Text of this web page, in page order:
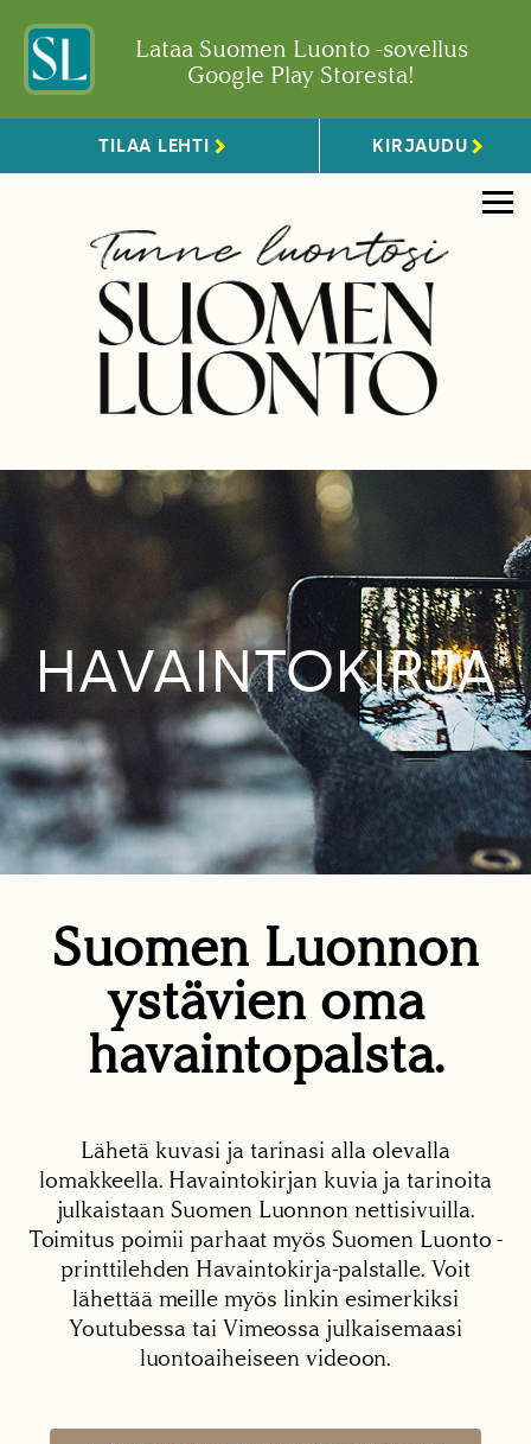
Lataa Suomen Luonto -sovellus
Google Play Storesta!
TILAA LEHTI KIRJAUDU
HAVAINTOKIRJA
Suomen Luonnon
ystävien oma
havaintopalsta.
Lähetä kuvasi ja tarinasi alla olevalla
lomakkeella. Havaintokirjan kuvia ja tarinoita
julkaistaan Suomen Luonnon nettisivuilla.
Toimitus poimii parhaat myös Suomen Luonto -
printtilehden Havaintokirja-palstalle. Voit
lähettää meille myös linkin esimerkiksi
Youtubessa tai Vimeossa julkaisemaasi
luontoaiheiseen videoon.